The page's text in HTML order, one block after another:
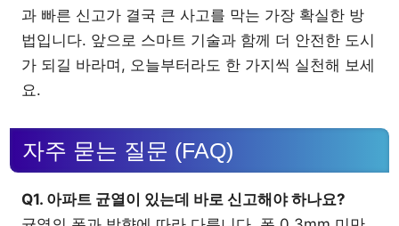
과 빠른 신고가 결국 큰 사고를 막는 가장 확실한 방
법입니다. 앞으로 스마트 기술과 함께 더 안전한 도시
가 되길 바라며, 오늘부터라도 한 가지씩 실천해 보세
요.
자주 묻는 질문 (FAQ)
Q1. 아파트 균열이 있는데 바로 신고해야 하나요?